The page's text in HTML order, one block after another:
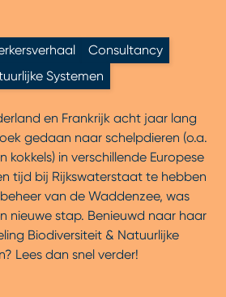
Consultancy
Systemen
en Frankrijk acht jaar lang
gedaan naar schelpdieren (o.a.
kokkels) in verschillende Europese
tijd bij Rijkswaterstaat te hebben
van de Waddenzee, was
nieuwe stap. Benieuwd naar haar
Biodiversiteit & Natuurlijke
Lees dan snel verder!